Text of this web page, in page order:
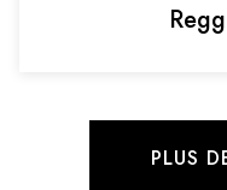
PLUS